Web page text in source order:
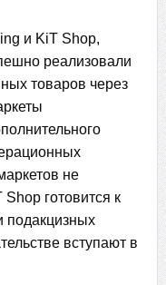
и KiT Shop,
реализовали
товаров через
не
готовится к
подакцизных
вступают в